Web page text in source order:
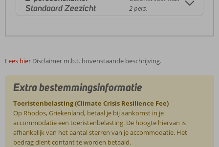
Standaard Zeezicht
2 pers.
Lees hier Disclaimer m.b.t. bovenstaande beschrijving.
Extra bestemmingsinformatie
Toeristenbelasting (Climate Crisis Resilience Fee)
Op Rhodos, Griekenland, betaal je bij aankomst in je
accommodatie een toeristenbelasting. De hoogte hiervan is
afhankelijk van het aantal sterren van je accommodatie. Het
bedrag dient contant te worden betaald.